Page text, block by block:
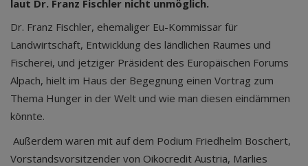
laut Dr. Franz Fischler nicht unmöglich.
Dr. Franz Fischler, ehemaliger Eu-Kommissar für
Landwirtschaft, Entwicklung des ländlichen Raumes und
Fischerei, und jetziger Präsident des Europäischen Forums
Alpach, hielt im Haus der Begegnung einen Vortrag zum
Thema Hunger in der Welt und wie man diesen eindämmen
könnte.
Außerdem waren mit auf dem Podium Friedhelm Boschert,
Vorstandsvorsitzender von Oikocredit Austria, Marlies